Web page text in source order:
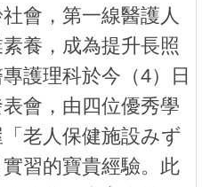
會，第一線醫護人
養，成為提升長照
護理科於今（4）日
會，由四位優秀學
老人保健施設みず
習的寶貴經驗。此